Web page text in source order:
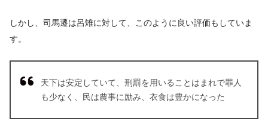
しかし、司馬遷は呂雉に対して、このように良い評価もしていま
す。
天下は安定していて、刑罰を用いることはまれで罪人
も少なく、民は農事に励み、衣食は豊かになった